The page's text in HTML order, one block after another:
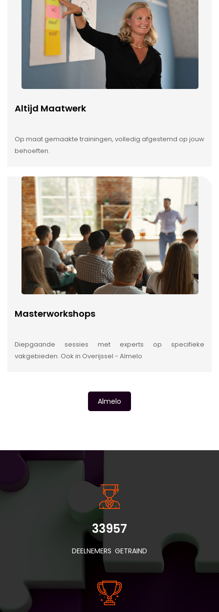
Altijd Maatwerk
Op maat gemaakte trainingen, volledig afgestemd op jouw
behoeften.
Masterworkshops
Diepgaande sessies met experts op specifieke
vakgebieden. Ook in Overijssel - Almelo
Almelo
INSIDE INFORMATIE
33957
DEELNEMERS GETRAIND